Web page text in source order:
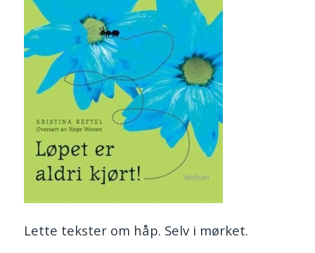
Lette tekster om håp. Selv i mørket.